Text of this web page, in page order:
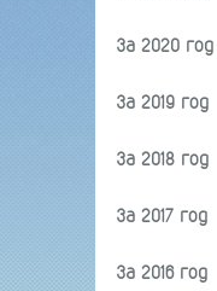
За 2020 год
За 2019 год
За 2018 год
За 2017 год
За 2016 год